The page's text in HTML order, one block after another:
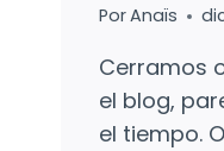
PorAnaïs
Cerramos
el blog,
el tiempo.